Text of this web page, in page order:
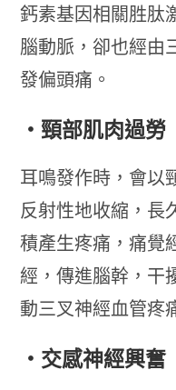
鈣素基因相關胜肽
腦動脈，卻也經由
發偏頭痛。
・頸部肌肉過勞
耳鳴發作時，會以
反射性地收縮，長
積產生疼痛，痛覺
經，傳進腦幹，干
動三叉神經血管疼
・交感神經興奮